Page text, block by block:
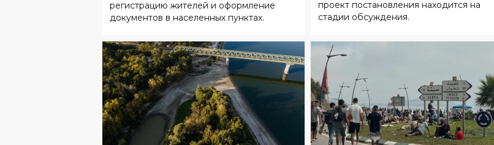
регистрацию жителей и оформление
документов в населенных пунктах.
проект постановления находится на
стадии обсуждения.